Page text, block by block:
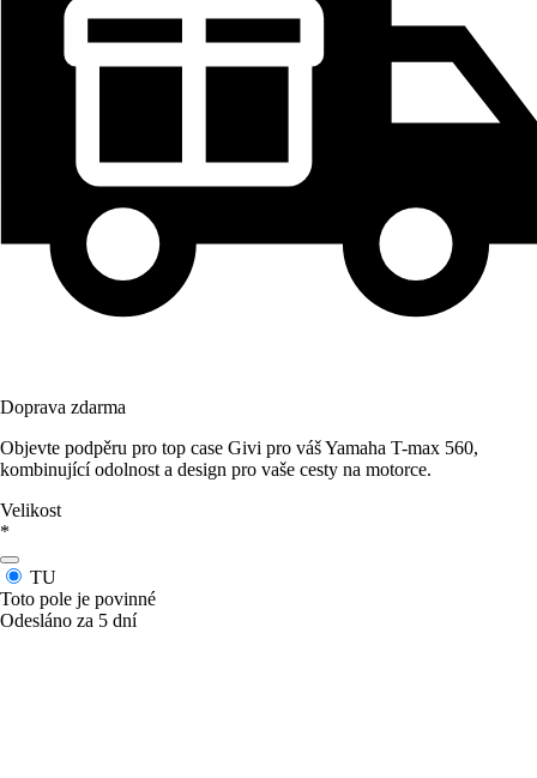
Doprava zdarma
Objevte podpěru pro top case Givi pro váš Yamaha T-max 560,
kombinující odolnost a design pro vaše cesty na motorce.
Velikost
*
TU
Toto pole je povinné
Odesláno za 5 dní